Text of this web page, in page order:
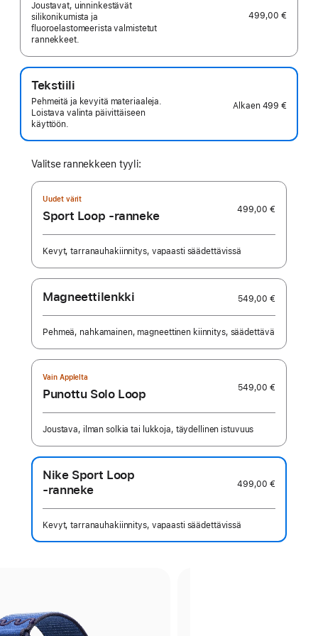
Joustavat, uinninkestävät
silikonikumista ja
fluoroelastomeerista valmistetut
rannekkeet.
499,00 €
Tekstiili
Pehmeitä ja kevyitä materiaaleja.
Loistava valinta päivittäiseen
käyttöön.
Alkaen 499 €
Valitse rannekkeen tyyli:
Uudet värit
Sport Loop ‑ranneke 499,00 €
Kevyt, tarranauhakiinnitys, vapaasti säädettävissä
Magneetti­lenkki 549,00 €
Pehmeä, nahkamainen, magneettinen kiinnitys, säädettävä
Vain Applelta
Punottu Solo Loop 549,00 €
Joustava, ilman solkia tai lukkoja, täydellinen istuvuus
Nike Sport Loop
‑ranneke
499,00 €
Kevyt, tarranauhakiinnitys, vapaasti säädettävissä